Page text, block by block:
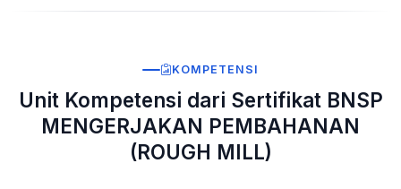
KOMPETENSI
Unit Kompetensi dari Sertifikat BNSP
MENGERJAKAN PEMBAHANAN
(ROUGH MILL)